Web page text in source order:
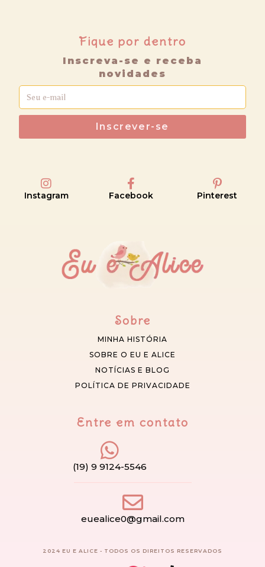
Fique por dentro
Inscreva-se e receba
novidades
Inscrever-se
Instagram Facebook Pinterest
Sobre
MINHA HISTÓRIA
SOBRE O EU E ALICE
NOTÍCIAS E BLOG
POLÍTICA DE PRIVACIDADE
Entre em contato
(19) 9 9124-5546
euealice0@gmail.com
2024 EU E ALICE - TODOS OS DIREITOS RESERVADOS